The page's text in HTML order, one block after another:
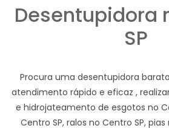
Desentupidora
SP
Procura uma desentupidora
atendimento rápido e eficaz ,
e hidrojateamento de esgotos no
Centro SP, ralos no Centro SP,